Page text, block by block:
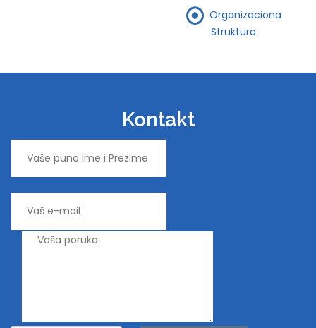
Organizaciona
Struktura
Kontakt